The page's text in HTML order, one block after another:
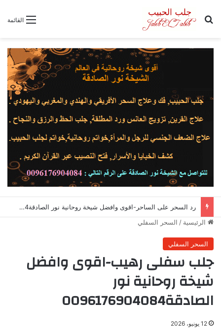
القائمة بحث عن
رد السحر على الساحر-اقوى وافضل شيخة روحانية نور الصادقة0096176904084
الرئيسية / السحر السفلي
السحر السفلي
جلب سفلى رهيب-اقوى وافضل
شيخة روحانية نور
الصادقة0096176904084
12 يونيو، 2026